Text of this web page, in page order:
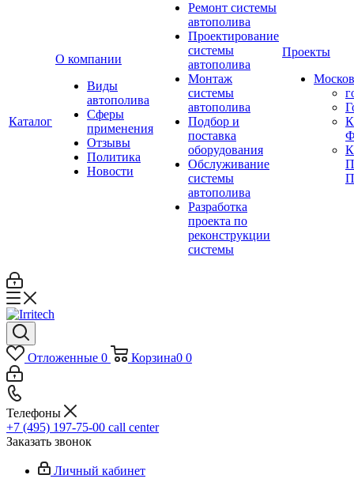
Каталог
О компании
Виды
автополива
Сферы
применения
Отзывы
Политика
Новости
Ремонт системы
автополива
Проектирование
системы
автополива
Монтаж
системы
автополива
Подбор и
поставка
оборудования
Обслуживание
системы
автополива
Разработка
проекта по
реконструкции
системы
Проекты
Отложенные 0 Корзина0 0
Телефоны
+7 (495) 197-75-00 call center
Заказать звонок
Личный кабинет